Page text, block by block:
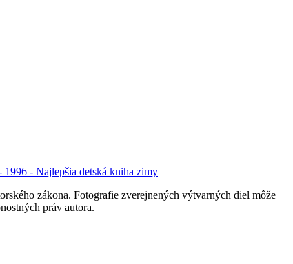
1996 - Najlepšia detská kniha zimy
zákona. Fotografie zverejnených výtvarných diel môže
práv autora.